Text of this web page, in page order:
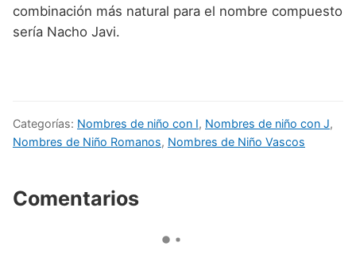
combinación más natural para el nombre compuesto
sería Nacho Javi.
Categorías: Nombres de niño con I, Nombres de niño con J,
Nombres de Niño Romanos, Nombres de Niño Vascos
Comentarios